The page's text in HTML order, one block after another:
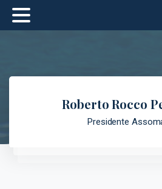
Roberto Rocco
Presidente